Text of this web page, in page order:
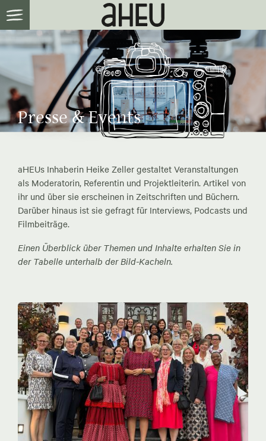
Presse & Events
aHEUs Inhaberin Heike Zeller gestaltet Veranstaltungen
als Moderatorin, Referentin und Projektleiterin. Artikel von
ihr und über sie erscheinen in Zeitschriften und Büchern.
Darüber hinaus ist sie gefragt für Interviews, Podcasts und
Filmbeiträge.
Einen Überblick über Themen und Inhalte erhalten Sie in
der Tabelle unterhalb der Bild-Kacheln.